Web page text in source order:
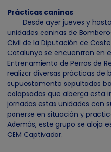
Prácticas caninas
Desde ayer jueves y hasta
unidades caninas de
Civil de la Diputación de
Catalunya se encuentran en
Entrenamiento de Perros de
realizar diversas prácticas de
supuestamente sepultadas
colapsadas que alberga esta
jornadas estas unidades con
ponerse en situación y
Además, este grupo se aloja
CEM Captivador.